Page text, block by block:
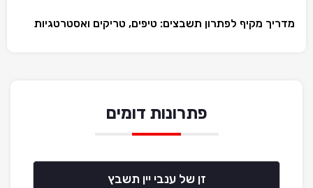
מדריך מקיף לפתרון תשבצים: טיפים, טריקים ואסטרטגיות
פתרונות דומים
זן של ענבי יין תשבץ